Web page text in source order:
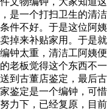
是一个打扫卫生的清洁
件不好。于是这位阿姨
掉来补贴家用。于是就
钟太重，清洁工阿姨便
老板觉得这个东西不一
到古董店鉴定，最后古
鉴定是一个编钟，可惜
力下，已经复原，目前